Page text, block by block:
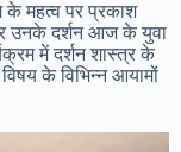
के महत्व पर प्रकाश
उनके दर्शन आज के युवा
में दर्शन शास्त्र के
के विभिन्न आयामों